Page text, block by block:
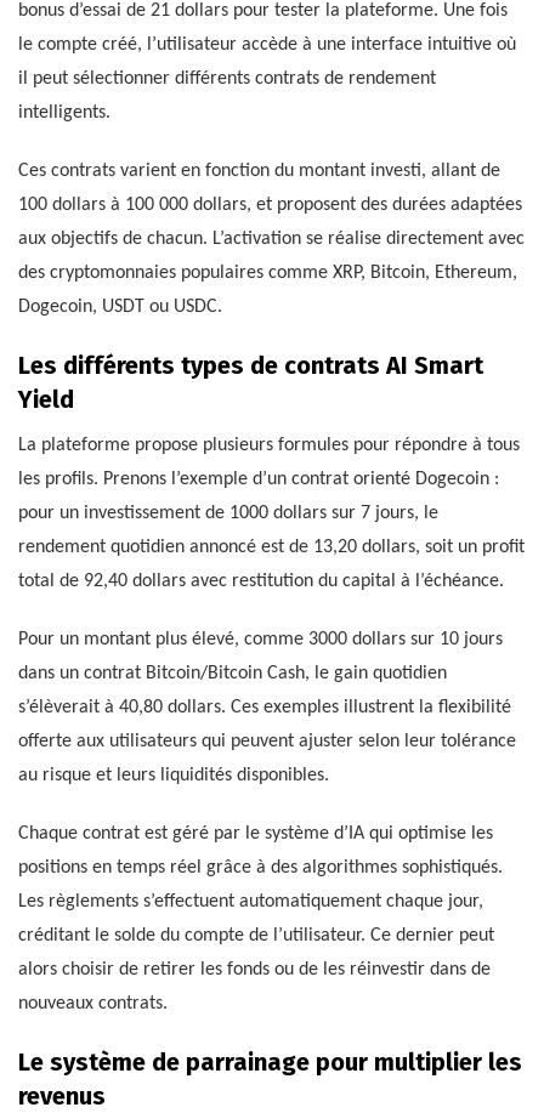
bonus d’essai de 21 dollars pour tester la plateforme. Une fois
le compte créé, l’utilisateur accède à une interface intuitive où
il peut sélectionner différents contrats de rendement
intelligents.
Ces contrats varient en fonction du montant investi, allant de
100 dollars à 100 000 dollars, et proposent des durées adaptées
aux objectifs de chacun. L’activation se réalise directement avec
des cryptomonnaies populaires comme XRP, Bitcoin, Ethereum,
Dogecoin, USDT ou USDC.
Les différents types de contrats AI Smart
Yield
La plateforme propose plusieurs formules pour répondre à tous
les profils. Prenons l’exemple d’un contrat orienté Dogecoin :
pour un investissement de 1000 dollars sur 7 jours, le
rendement quotidien annoncé est de 13,20 dollars, soit un profit
total de 92,40 dollars avec restitution du capital à l’échéance.
Pour un montant plus élevé, comme 3000 dollars sur 10 jours
dans un contrat Bitcoin/Bitcoin Cash, le gain quotidien
s’élèverait à 40,80 dollars. Ces exemples illustrent la flexibilité
offerte aux utilisateurs qui peuvent ajuster selon leur tolérance
au risque et leurs liquidités disponibles.
Chaque contrat est géré par le système d’IA qui optimise les
positions en temps réel grâce à des algorithmes sophistiqués.
Les règlements s’effectuent automatiquement chaque jour,
créditant le solde du compte de l’utilisateur. Ce dernier peut
alors choisir de retirer les fonds ou de les réinvestir dans de
nouveaux contrats.
Le système de parrainage pour multiplier les
revenus